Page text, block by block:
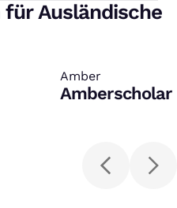
Ausländische
Amber
:
Amberscholar